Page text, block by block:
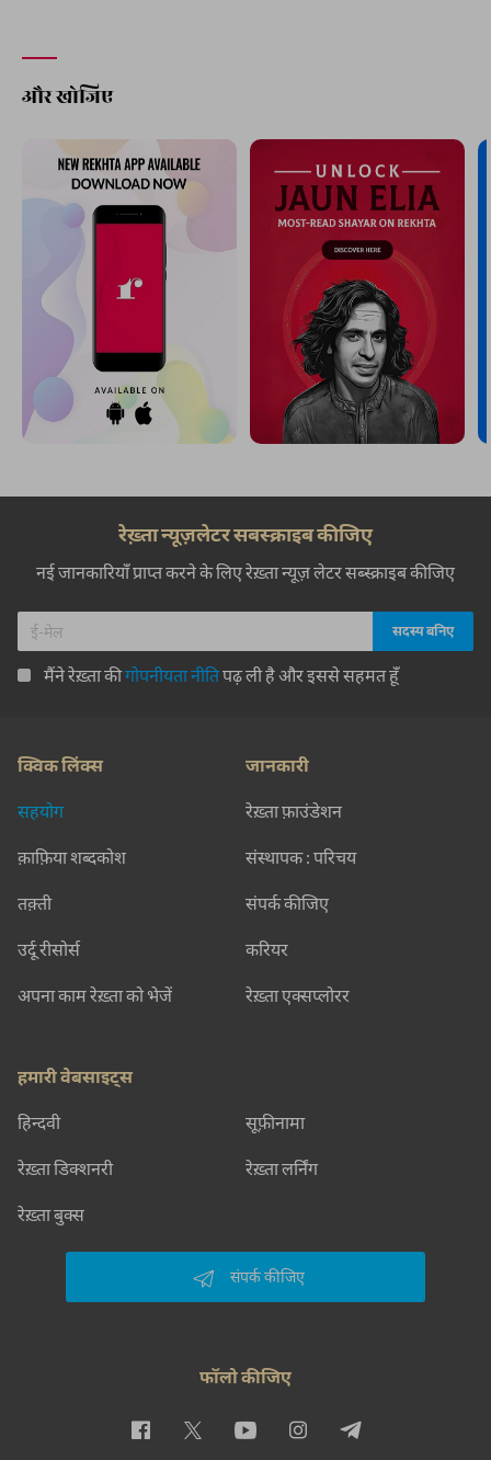
और खोजिए
रेख़्ता न्यूज़लेटर सबस्क्राइब कीजिए
नई जानकारियाँ प्राप्त करने के लिए रेख़्ता न्यूज़ लेटर सब्स्क्राइब कीजिए
मैंने रेख़्ता कीगोपनीयता नीतिपढ़ ली है और इससे सहमत हूँ
क्विक लिंक्स
सहयोग
क़ाफ़िया शब्दकोश
तक़्ती
उर्दू रीसोर्स
अपना काम रेख़्ता को भेजें
जानकारी
रेख़्ता फ़ाउंडेशन
संस्थापक : परिचय
संपर्क कीजिए
करियर
रेख़्ता एक्सप्लोरर
हमारी वेबसाइट्स
हिन्दवी सूफ़ीनामा
रेख़्ता डिक्शनरी रेख़्ता लर्निंग
रेख़्ता बुक्स
संपर्क कीजिए
फॉलो कीजिए